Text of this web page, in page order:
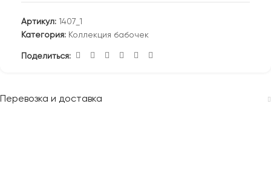
Артикул: 1407_1
Категория: Коллекция бабочек
Поделиться:
Перевозка и доставка